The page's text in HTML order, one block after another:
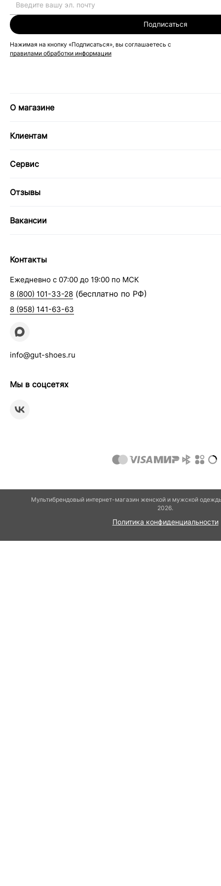
Подписаться
Нажимая на кнопку «Подписаться», вы соглашаетесь с
правилами обработки информации
О магазине
Клиентам
Сервис
Отзывы
Вакансии
Контакты
Ежедневно с 07:00 до 19:00 по МСК
8 (800) 101-33-28 (бесплатно по РФ)
8 (958) 141-63-63
info@gut-shoes.ru
Мы в соцсетях
Мультибрендовый интернет-магазин женской и мужской
2026.
Политика конфиденциальности